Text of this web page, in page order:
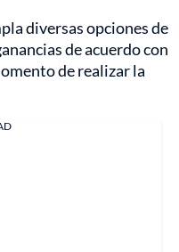
diversas opciones de
de acuerdo con
de realizar la